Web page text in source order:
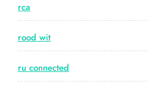
rca
rood wit
ru connected